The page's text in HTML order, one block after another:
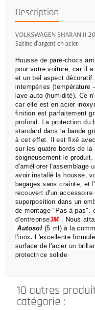
Description
VOLKSWAGEN SHARAN II
Satine d'argent en acier
Housse de pare-chocs
pour votre voiture, car il
et un bel aspect décoratif.
intempéries (température
lave-auto (humidité). Ce
car elle est en acier
finition est parfaitement
profond. La protection du
standard dans la bande
à cet effet.
Il est fixé
sur les quatre bords de la
soigneusement le
d'améliorer l'assemblage
avoir installé la housse,
bagages sans crainte, et
recouvert d'un
superposition dans un
de montage "Pas à pas".
d'entreprise3M . Nous
Autosol (5 ml) à la
l'inox. L'excellente
surface de l'acier un
protectrice solide
10 autres
catégorie :